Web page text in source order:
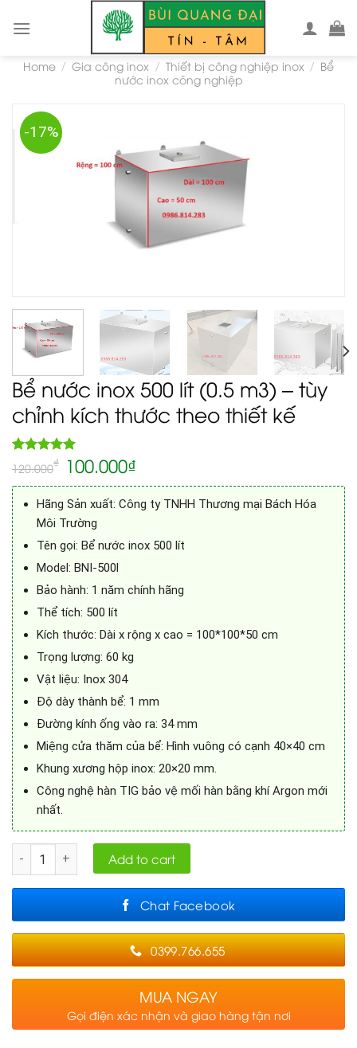
Home / Gia công inox / Thiết bị công nghiệp inox / Bể
nước inox công nghiệp
-17%
Bể nước inox 500 lít (0.5 m3) – tùy
chỉnh kích thước theo thiết kế
Rated5.00
out of 5
based on
1
customer
rating
120.000₫ 100.000₫
Hãng Sản xuất: Công ty TNHH Thương mại Bách Hóa
Môi Trường
Tên gọi: Bể nước inox 500 lít
Model: BNI-500l
Bảo hành: 1 năm chính hãng
Thể tích: 500 lít
Kích thước: Dài x rộng x cao = 100*100*50 cm
Trọng lượng: 60 kg
Vật liệu: Inox 304
Độ dày thành bể: 1 mm
Đường kính ống vào ra: 34 mm
Miệng cửa thăm của bể: Hình vuông có cạnh 40×40 cm
Khung xương hộp inox: 20×20 mm.
Công nghệ hàn TIG bảo vệ mối hàn bằng khí Argon mới
nhất.
Quantity Add to cart
Chat Facebook
0399.766.655
MUA NGAY
Gọi điện xác nhận và giao hàng tận nơi